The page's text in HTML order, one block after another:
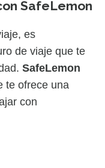
SafeLemon
es
de viaje que te
SafeLemon
te ofrece una
con